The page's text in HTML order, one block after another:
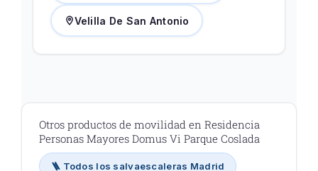
Velilla De San Antonio
Otros productos de movilidad en Residencia
Personas Mayores Domus Vi Parque Coslada
🪜 Todos los salvaescaleras Madrid